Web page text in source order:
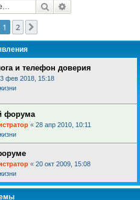
Поиск
1 2
и телефон доверия
фев 2018, 15:18
форума
« 28 апр 2010, 10:11
« 20 окт 2009, 15:08